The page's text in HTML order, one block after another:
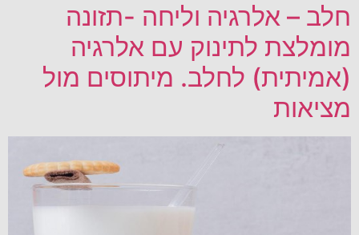
חלב – אלרגיה וליחה -תזונה
מומלצת לתינוק עם אלרגיה
(אמיתית) לחלב. מיתוסים מול
מציאות